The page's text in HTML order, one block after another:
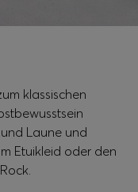
klassischen
Laune und
Etuikleid oder den